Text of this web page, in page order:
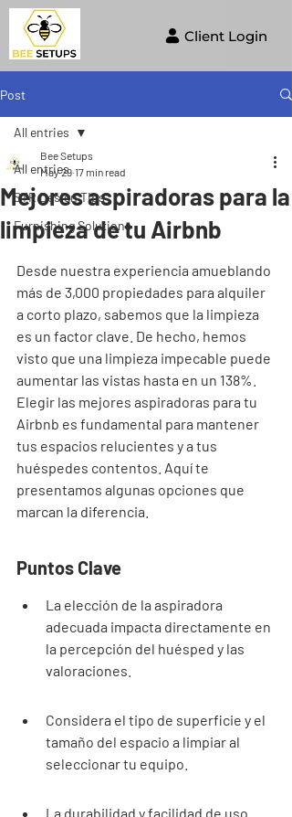
Client Login
Post
All entries
STR Design Tips
Furnishing Solutions
All entries
Mejores aspiradoras para la
limpieza de tu Airbnb
Bee Setups
May 29 17 min read
Desde nuestra experiencia amueblando
más de 3,000 propiedades para alquiler
a corto plazo, sabemos que la limpieza
es un factor clave. De hecho, hemos
visto que una limpieza impecable puede
aumentar las vistas hasta en un 138%.
Elegir las mejores aspiradoras para tu
Airbnb es fundamental para mantener
tus espacios relucientes y a tus
huéspedes contentos. Aquí te
presentamos algunas opciones que
marcan la diferencia.
Puntos Clave
La elección de la aspiradora
adecuada impacta directamente en
la percepción del huésped y las
valoraciones.
Considera el tipo de superficie y el
tamaño del espacio a limpiar al
seleccionar tu equipo.
La durabilidad y facilidad de uso